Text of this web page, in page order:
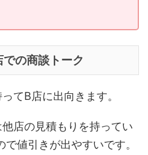
での商談トーク
てB店に出向きます。
店の見積もりを持ってい
値引きが出やすいです。